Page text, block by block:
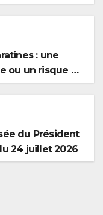
du Brakna
: une
ou un risque de
?
du Président
24 juillet 2026